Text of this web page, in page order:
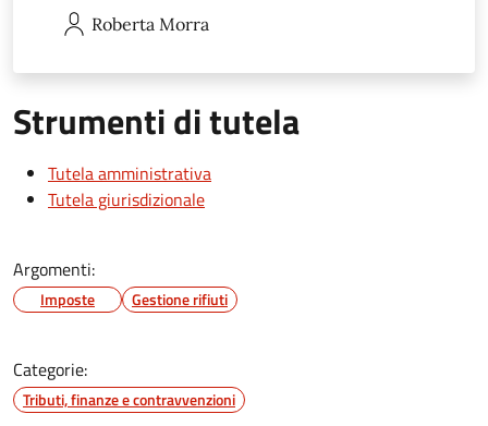
Roberta Morra
Strumenti di tutela
Tutela amministrativa
Tutela giurisdizionale
Argomenti:
Imposte Gestione rifiuti
Categorie:
Tributi, finanze e contravvenzioni